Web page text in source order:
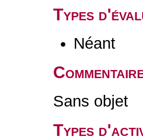
Types
Néant
Sans objet
Types